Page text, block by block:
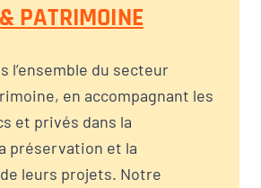
PATRIMOINE
l’ensemble du secteur
en accompagnant les
et privés dans la
préservation et la
leurs projets. Notre